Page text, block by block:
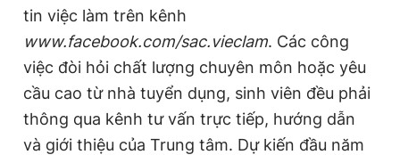
tin việc làm trên kênh
www.facebook.com/sac.vieclam. Các công
việc đòi hỏi chất lượng chuyên môn hoặc yêu
cầu cao từ nhà tuyển dụng, sinh viên đều phải
thông qua kênh tư vấn trực tiếp, hướng dẫn
và giới thiệu của Trung tâm. Dự kiến đầu năm